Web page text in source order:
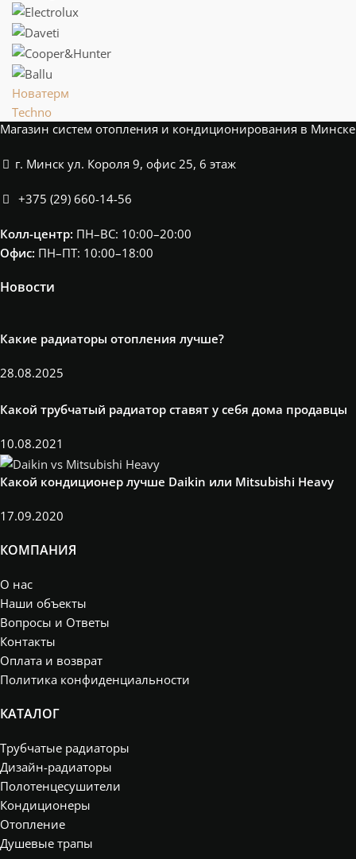
Новатерм
Techno
Магазин систем отопления и кондиционирования в Минске
г. Минск ул. Короля 9, офис 25, 6 этаж
+375 (29) 660-14-56
Колл-центр: ПН–ВС: 10:00–20:00​
Офис: ПН–ПТ: 10:00–18:00
Новости
Какие радиаторы отопления лучше?
28.08.2025
Какой трубчатый радиатор ставят у себя дома продавцы
10.08.2021
Какой кондиционер лучше Daikin или Mitsubishi Heavy
17.09.2020
КОМПАНИЯ
О нас
Наши объекты
Вопросы и Ответы
Контакты
Оплата и возврат
Политика конфиденциальности
КАТАЛОГ
Трубчатые радиаторы
Дизайн-радиаторы
Полотенцесушители
Кондиционеры
Отопление
Душевые трапы